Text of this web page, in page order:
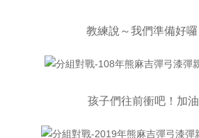
教練說～我們準備好囉
孩子們往前衝吧！加油